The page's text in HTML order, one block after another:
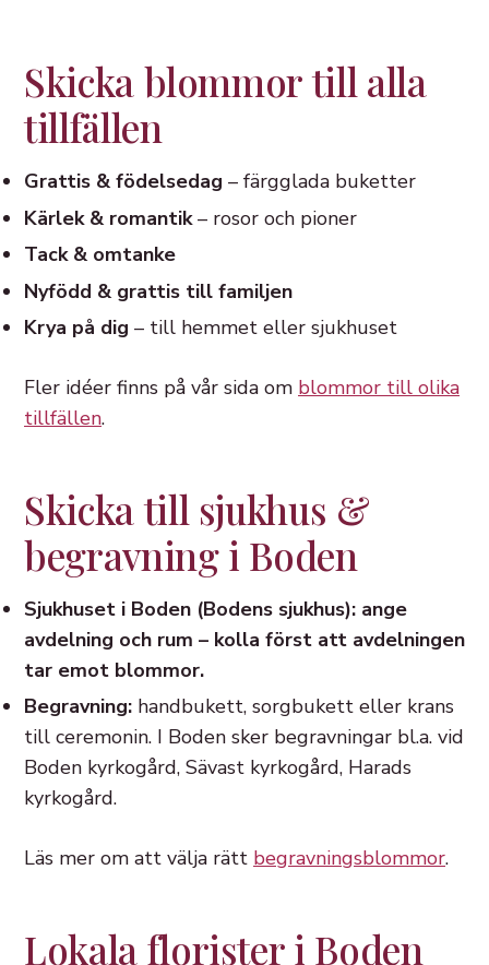
Skicka blommor till alla
tillfällen
Grattis & födelsedag – färgglada buketter
Kärlek & romantik– rosor och pioner
Tack & omtanke
Nyfödd & grattis till familjen
Krya på dig – till hemmet eller sjukhuset
Fler idéer finns på vår sida om blommor till olika
tillfällen.
Skicka till sjukhus &
begravning i Boden
Sjukhuset i Boden (Bodens sjukhus): ange
avdelning och rum – kolla först att avdelningen
tar emot blommor.
Begravning: handbukett, sorgbukett eller krans
till ceremonin. I Boden sker begravningar bl.a. vid
Boden kyrkogård, Sävast kyrkogård, Harads
kyrkogård.
Läs mer om att välja rätt begravningsblommor.
Lokala florister i Boden